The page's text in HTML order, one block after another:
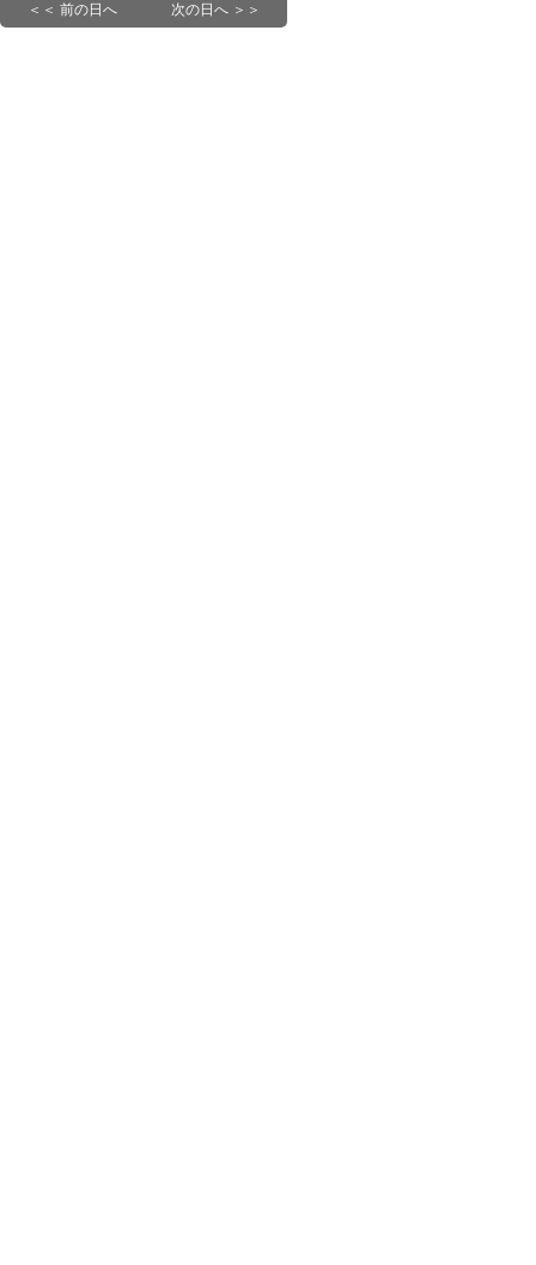
＜＜ 前の日へ 次の日へ ＞＞